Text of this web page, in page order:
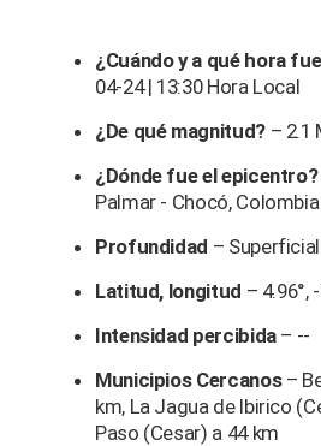
¿Cuándo y a qué hora
04-24 | 13:30 Hora Local
¿De qué magnitud?– 2.1
¿Dónde fue el epicentro?
Palmar - Chocó, Colombia
Profundidad – Superficial
Latitud, longitud – 4.96°,
Intensidad percibida– --
Municipios Cercanos–
km, La Jagua de Ibirico
Paso (Cesar) a 44 km